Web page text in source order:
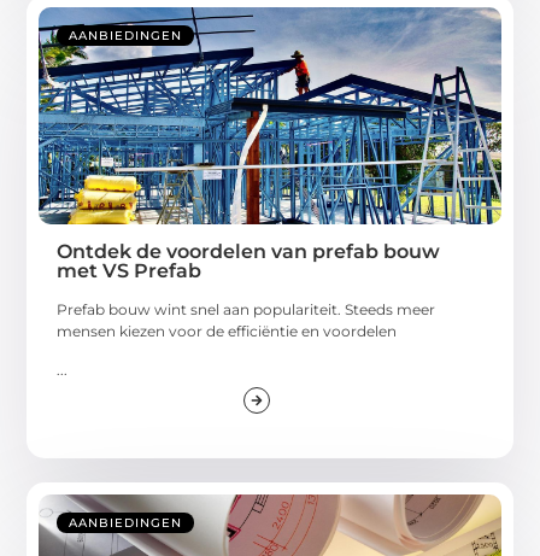
AANBIEDINGEN
Ontdek de voordelen van prefab bouw
met VS Prefab
Prefab bouw wint snel aan populariteit. Steeds meer
mensen kiezen voor de efficiëntie en voordelen
...
AANBIEDINGEN